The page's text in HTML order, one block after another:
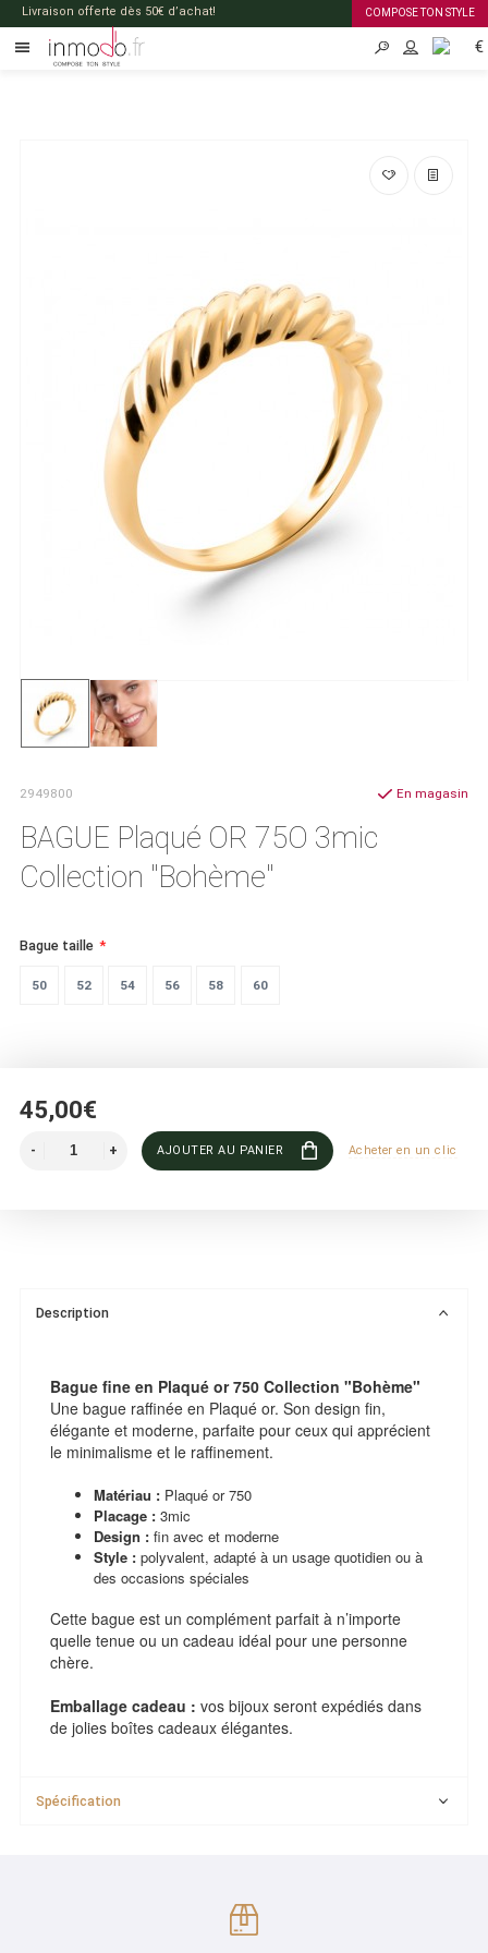
COMPOSE TON STYLE
Livraison offerte dès 50€ d’achat!
FR €
2949800
BAGUE Plaqué OR 75O 3mic
Collection "Bohème"
En magasin
Bague taille
50 52 54 56 58 60
45,00€
AJOUTER AU PANIER Acheter en un clic
Description
Bague fine en Plaqué or 750 Collection "Bohème"
Une bague raffinée en Plaqué or. Son design fin,
élégante et moderne, parfaite pour ceux qui apprécient
le minimalisme et le raffinement.
Matériau : Plaqué or 750
Placage : 3mic
Design : fin avec et moderne
Style : polyvalent, adapté à un usage quotidien ou à
des occasions spéciales
Cette bague est un complément parfait à n’importe
quelle tenue ou un cadeau idéal pour une personne
chère.
Emballage cadeau : vos bijoux seront expédiés dans
de jolies boîtes cadeaux élégantes.
Spécification